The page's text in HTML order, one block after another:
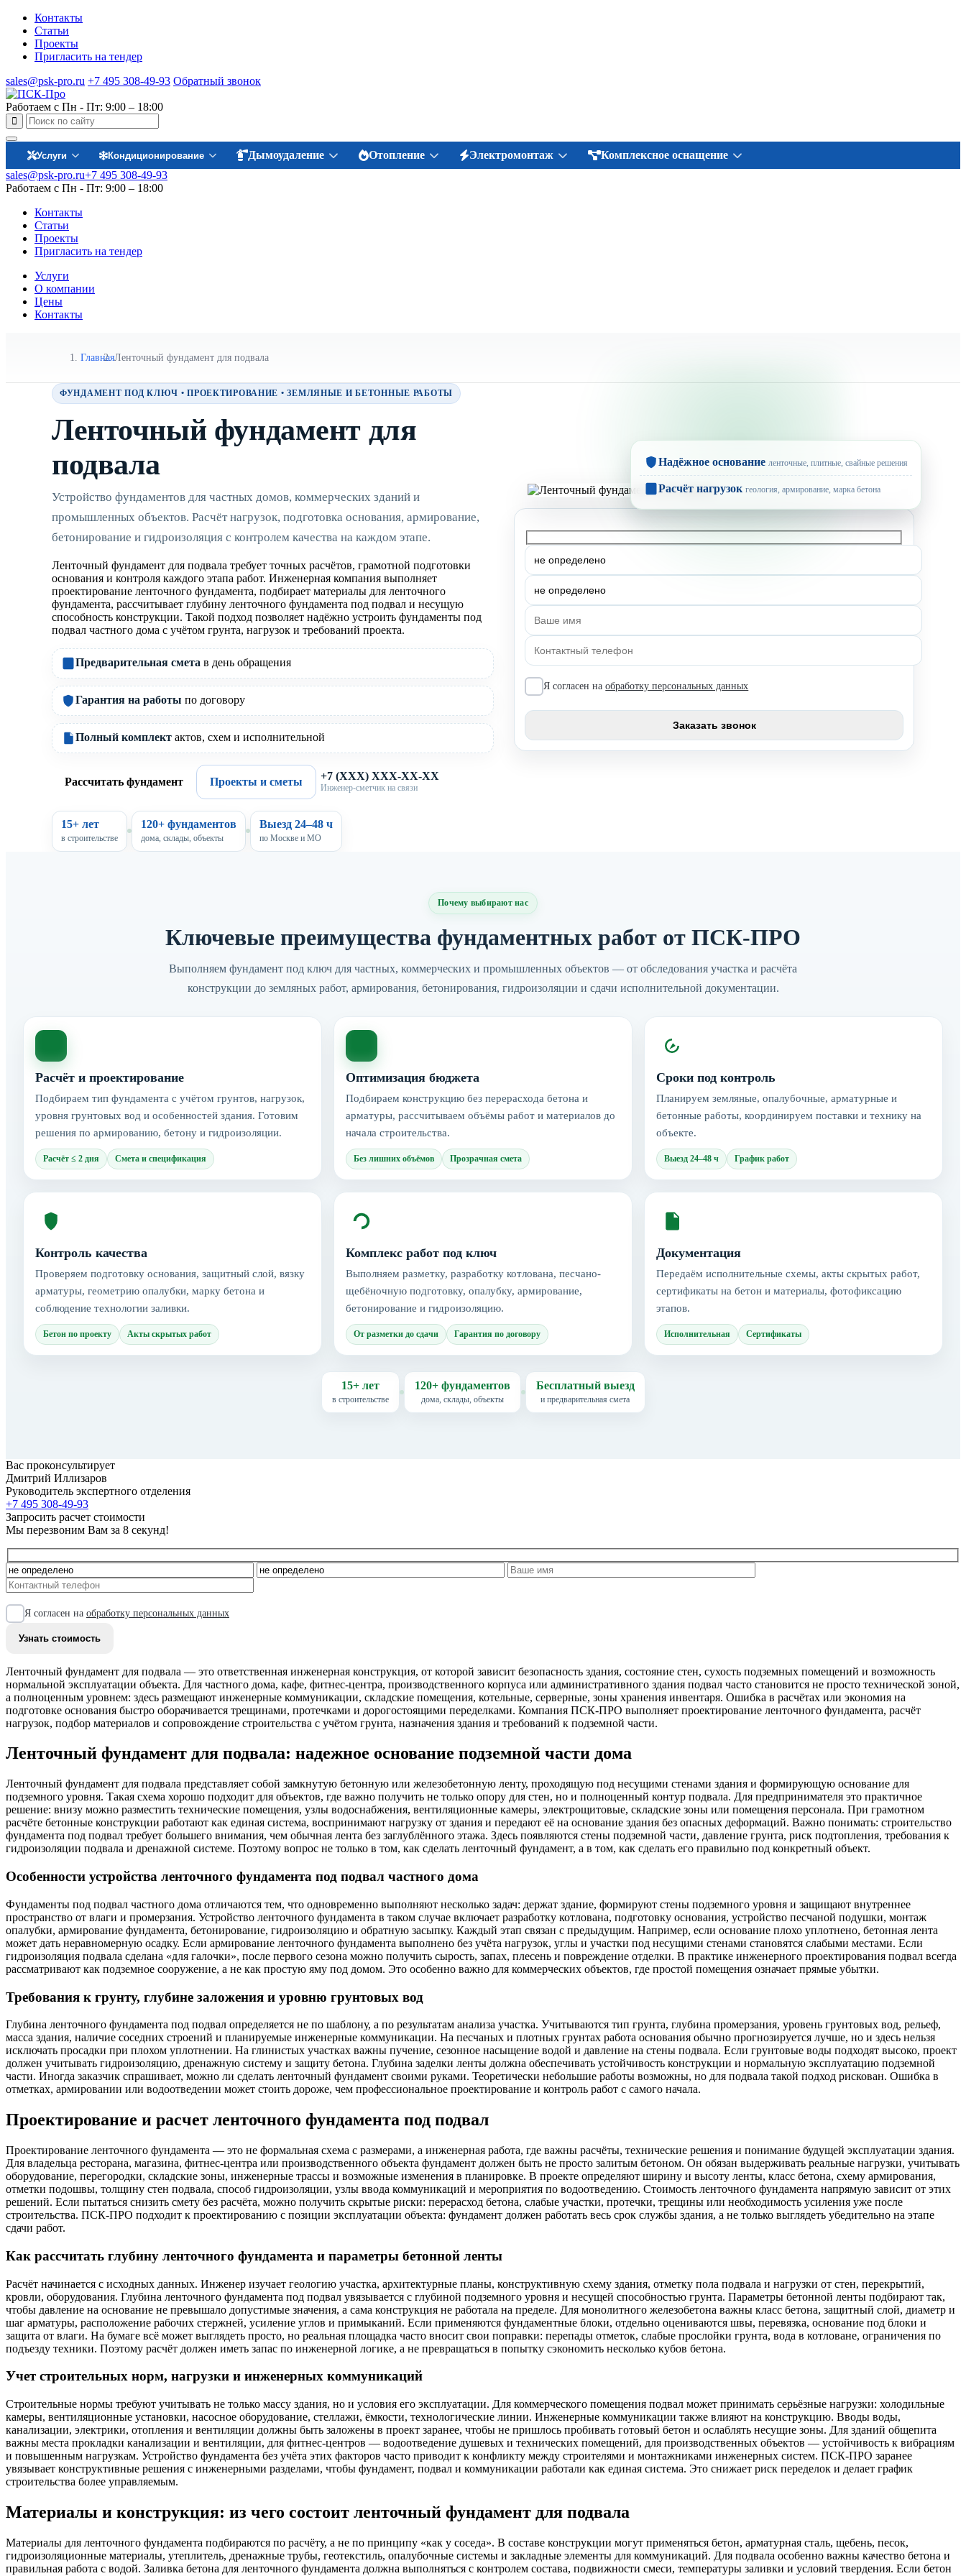
Контакты
Статьи
Проекты
Пригласить на тендер
sales@psk-pro.ru +7 495 308-49-93 Обратный звонок
Работаем с Пн - Пт: 9:00 – 18:00
Услуги Кондиционирование Дымоудаление Отопление Электромонтаж
Комплексное оснащение
sales@psk-pro.ru+7 495 308-49-93
Работаем с Пн - Пт: 9:00 – 18:00
Контакты
Статьи
Проекты
Пригласить на тендер
Услуги
О компании
Цены
Контакты
ГлавнаяЛенточный фундамент для подвала
ФУНДАМЕНТ ПОД КЛЮЧ • ПРОЕКТИРОВАНИЕ • ЗЕМЛЯНЫЕ И БЕТОННЫЕ РАБОТЫ
Ленточный фундамент для
подвала
Устройство фундаментов для частных домов, коммерческих зданий и
промышленных объектов. Расчёт нагрузок, подготовка основания, армирование,
бетонирование и гидроизоляция с контролем качества на каждом этапе.
Ленточный фундамент для подвала требует точных расчётов, грамотной подготовки
основания и контроля каждого этапа работ. Инженерная компания выполняет
проектирование ленточного фундамента, подбирает материалы для ленточного
фундамента, рассчитывает глубину ленточного фундамента под подвал и несущую
способность конструкции. Такой подход позволяет надёжно устроить фундаменты под
подвал частного дома с учётом грунта, нагрузок и требований проекта.
Предварительная смета в день обращения
Гарантия на работы по договору
Полный комплект актов, схем и исполнительной
Рассчитать фундамент Проекты и сметы +7 (XXX) XXX-XX-XX
Инженер-сметчик на связи
15+ лет
в строительстве
120+ фундаментов
дома, склады, объекты
Выезд 24–48 ч
по Москве и МО
Надёжное основание ленточные, плитные, свайные решения
Расчёт нагрузок геология, армирование, марка бетона
Я согласен наобработку персональных данных
Почему выбирают нас
Ключевые преимущества фундаментных работ от ПСК-ПРО
Выполняем фундамент под ключ для частных, коммерческих и промышленных объектов — от обследования участка и расчёта
конструкции до земляных работ, армирования, бетонирования, гидроизоляции и сдачи исполнительной документации.
Расчёт и проектирование
Подбираем тип фундамента с учётом грунтов, нагрузок,
уровня грунтовых вод и особенностей здания. Готовим
решения по армированию, бетону и гидроизоляции.
Расчёт ≤ 2 дня Смета и спецификация
Оптимизация бюджета
Подбираем конструкцию без перерасхода бетона и
арматуры, рассчитываем объёмы работ и материалов до
начала строительства.
Без лишних объёмов Прозрачная смета
Сроки под контроль
Планируем земляные, опалубочные, арматурные и
бетонные работы, координируем поставки и технику на
объекте.
Выезд 24–48 ч График работ
Контроль качества
Проверяем подготовку основания, защитный слой, вязку
арматуры, геометрию опалубки, марку бетона и
соблюдение технологии заливки.
Бетон по проекту Акты скрытых работ
Комплекс работ под ключ
Выполняем разметку, разработку котлована, песчано-
щебёночную подготовку, опалубку, армирование,
бетонирование и гидроизоляцию.
От разметки до сдачи Гарантия по договору
Документация
Передаём исполнительные схемы, акты скрытых работ,
сертификаты на бетон и материалы, фотофиксацию
этапов.
Исполнительная Сертификаты
15+ лет
в строительстве
120+ фундаментов
дома, склады, объекты
Бесплатный выезд
и предварительная смета
Вас проконсультирует
Дмитрий Иллизаров
Руководитель экспертного отделения
+7 495 308-49-93
Запросить расчет стоимости
Мы перезвоним Вам за 8 секунд!
Я согласен на обработку персональных данных
Ленточный фундамент для подвала — это ответственная инженерная конструкция, от которой зависит безопасность здания, состояние стен, сухость подземных помещений и возможность
нормальной эксплуатации объекта. Для частного дома, кафе, фитнес-центра, производственного корпуса или административного здания подвал часто становится не просто технической зоной,
а полноценным уровнем: здесь размещают инженерные коммуникации, складские помещения, котельные, серверные, зоны хранения инвентаря. Ошибка в расчётах или экономия на
подготовке основания быстро оборачивается трещинами, протечками и дорогостоящими переделками. Компания ПСК-ПРО выполняет проектирование ленточного фундамента, расчёт
нагрузок, подбор материалов и сопровождение строительства с учётом грунта, назначения здания и требований к подземной части.
Ленточный фундамент для подвала: надежное основание подземной части дома
Ленточный фундамент для подвала представляет собой замкнутую бетонную или железобетонную ленту, проходящую под несущими стенами здания и формирующую основание для
подземного уровня. Такая схема хорошо подходит для объектов, где важно получить не только опору для стен, но и полноценный контур подвала. Для предпринимателя это практичное
решение: внизу можно разместить технические помещения, узлы водоснабжения, вентиляционные камеры, электрощитовые, складские зоны или помещения персонала. При грамотном
расчёте бетонные конструкции работают как единая система, воспринимают нагрузку от здания и передают её на основание здания без опасных деформаций. Важно понимать: строительство
фундамента под подвал требует большего внимания, чем обычная лента без заглублённого этажа. Здесь появляются стены подземной части, давление грунта, риск подтопления, требования к
гидроизоляции подвала и дренажной системе. Поэтому вопрос не только в том, как сделать ленточный фундамент, а в том, как сделать его правильно под конкретный объект.
Особенности устройства ленточного фундамента под подвал частного дома
Фундаменты под подвал частного дома отличаются тем, что одновременно выполняют несколько задач: держат здание, формируют стены подземного уровня и защищают внутреннее
пространство от влаги и промерзания. Устройство ленточного фундамента в таком случае включает разработку котлована, подготовку основания, устройство песчаной подушки, монтаж
опалубки, армирование фундамента, бетонирование, гидроизоляцию и обратную засыпку. Каждый этап связан с предыдущим. Например, если основание плохо уплотнено, бетонная лента
может дать неравномерную осадку. Если армирование ленточного фундамента выполнено без учёта нагрузок, углы и участки под несущими стенами становятся слабыми местами. Если
гидроизоляция подвала сделана «для галочки», после первого сезона можно получить сырость, запах, плесень и повреждение отделки. В практике инженерного проектирования подвал всегда
рассматривают как подземное сооружение, а не как простую яму под домом. Это особенно важно для коммерческих объектов, где простой помещения означает прямые убытки.
Требования к грунту, глубине заложения и уровню грунтовых вод
Глубина ленточного фундамента под подвал определяется не по шаблону, а по результатам анализа участка. Учитываются тип грунта, глубина промерзания, уровень грунтовых вод, рельеф,
масса здания, наличие соседних строений и планируемые инженерные коммуникации. На песчаных и плотных грунтах работа основания обычно прогнозируется лучше, но и здесь нельзя
исключать просадки при плохом уплотнении. На глинистых участках важны пучение, сезонное насыщение водой и давление на стены подвала. Если грунтовые воды подходят высоко, проект
должен учитывать гидроизоляцию, дренажную систему и защиту бетона. Глубина заделки ленты должна обеспечивать устойчивость конструкции и нормальную эксплуатацию подземной
части. Иногда заказчик спрашивает, можно ли сделать ленточный фундамент своими руками. Теоретически небольшие работы возможны, но для подвала такой подход рискован. Ошибка в
отметках, армировании или водоотведении может стоить дороже, чем профессиональное проектирование и контроль работ с самого начала.
Проектирование и расчет ленточного фундамента под подвал
Проектирование ленточного фундамента — это не формальная схема с размерами, а инженерная работа, где важны расчёты, технические решения и понимание будущей эксплуатации здания.
Для владельца ресторана, магазина, фитнес-центра или производственного объекта фундамент должен быть не просто залитым бетоном. Он обязан выдерживать реальные нагрузки, учитывать
оборудование, перегородки, складские зоны, инженерные трассы и возможные изменения в планировке. В проекте определяют ширину и высоту ленты, класс бетона, схему армирования,
отметки подошвы, толщину стен подвала, способ гидроизоляции, узлы ввода коммуникаций и мероприятия по водоотведению. Стоимость ленточного фундамента напрямую зависит от этих
решений. Если пытаться снизить смету без расчёта, можно получить скрытые риски: перерасход бетона, слабые участки, протечки, трещины или необходимость усиления уже после
строительства. ПСК-ПРО подходит к проектированию с позиции эксплуатации объекта: фундамент должен работать весь срок службы здания, а не только выглядеть убедительно на этапе
сдачи работ.
Как рассчитать глубину ленточного фундамента и параметры бетонной ленты
Расчёт начинается с исходных данных. Инженер изучает геологию участка, архитектурные планы, конструктивную схему здания, отметку пола подвала и нагрузки от стен, перекрытий,
кровли, оборудования. Глубина ленточного фундамента под подвал увязывается с глубиной подземного уровня и несущей способностью грунта. Параметры бетонной ленты подбирают так,
чтобы давление на основание не превышало допустимые значения, а сама конструкция не работала на пределе. Для монолитного железобетона важны класс бетона, защитный слой, диаметр и
шаг арматуры, расположение рабочих стержней, усиление углов и примыканий. Если применяются фундаментные блоки, отдельно оцениваются швы, перевязка, основание под блоки и
защита от влаги. На бумаге всё может выглядеть просто, но реальная площадка часто вносит свои поправки: перепады отметок, слабые прослойки грунта, вода в котловане, ограничения по
подъезду техники. Поэтому расчёт должен иметь запас по инженерной логике, а не превращаться в попытку сэкономить несколько кубов бетона.
Учет строительных норм, нагрузки и инженерных коммуникаций
Строительные нормы требуют учитывать не только массу здания, но и условия его эксплуатации. Для коммерческого помещения подвал может принимать серьёзные нагрузки: холодильные
камеры, вентиляционные установки, насосное оборудование, стеллажи, ёмкости, технологические линии. Инженерные коммуникации также влияют на конструкцию. Вводы воды,
канализации, электрики, отопления и вентиляции должны быть заложены в проект заранее, чтобы не пришлось пробивать готовый бетон и ослаблять несущие зоны. Для зданий общепита
важны места прокладки канализации и вентиляции, для фитнес-центров — водоотведение душевых и технических помещений, для производственных объектов — устойчивость к вибрациям
и повышенным нагрузкам. Устройство фундамента без учёта этих факторов часто приводит к конфликту между строителями и монтажниками инженерных систем. ПСК-ПРО заранее
увязывает конструктивные решения с инженерными разделами, чтобы фундамент, подвал и коммуникации работали как единая система. Это снижает риск переделок и делает график
строительства более управляемым.
Материалы и конструкция: из чего состоит ленточный фундамент для подвала
Материалы для ленточного фундамента подбираются по расчёту, а не по принципу «как у соседа». В составе конструкции могут применяться бетон, арматурная сталь, щебень, песок,
гидроизоляционные материалы, утеплитель, дренажные трубы, геотекстиль, опалубочные системы и закладные элементы для коммуникаций. Для подвала особенно важны качество бетона и
правильная работа с водой. Заливка бетона для ленточного фундамента должна выполняться с контролем состава, подвижности смеси, температуры заливки и условий твердения. Если бетон